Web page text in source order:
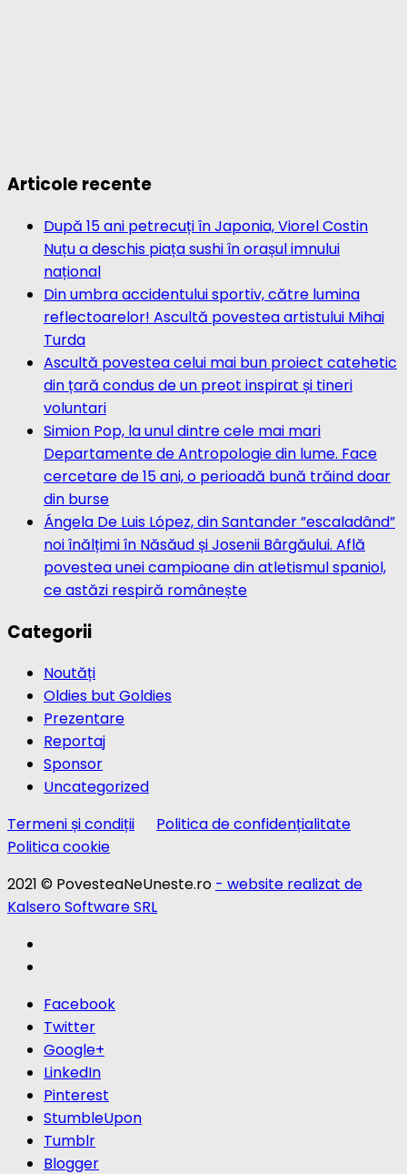
Articole recente
După 15 ani petrecuți în Japonia, Viorel Costin
Nuțu a deschis piața sushi în orașul imnului
național
Din umbra accidentului sportiv, către lumina
reflectoarelor! Ascultă povestea artistului Mihai
Turda
Ascultă povestea celui mai bun proiect catehetic
din țară condus de un preot inspirat și tineri
voluntari
Simion Pop, la unul dintre cele mai mari
Departamente de Antropologie din lume. Face
cercetare de 15 ani, o perioadă bună trăind doar
din burse
Ángela De Luis López, din Santander ”escaladând”
noi înălțimi în Năsăud și Josenii Bârgăului. Află
povestea unei campioane din atletismul spaniol,
ce astăzi respiră românește
Categorii
Noutăți
Oldies but Goldies
Prezentare
Reportaj
Sponsor
Uncategorized
Termeni și condiții
Politica de confidențialitate
Politica cookie
2021 © PovesteaNeUneste.ro - website realizat de
Kalsero Software SRL
Facebook
Twitter
Google+
LinkedIn
Pinterest
StumbleUpon
Tumblr
Blogger